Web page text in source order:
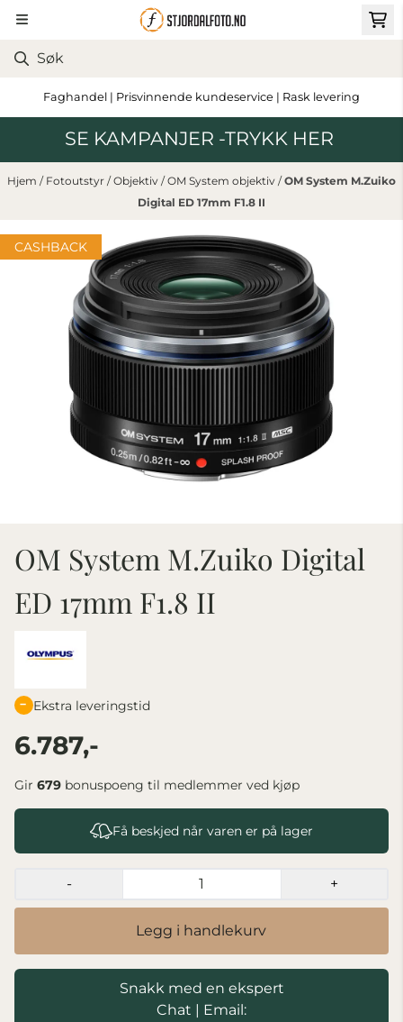
Hopp til innhold
Faghandel | Prisvinnende kundeservice | Rask levering
SE KAMPANJER -TRYKK HER
Hjem / Fotoutstyr /Objektiv /OM System objektiv /OM System M.Zuiko
Digital ED 17mm F1.8 II
CASHBACK
OM System M.Zuiko Digital
ED 17mm F1.8 II
Ekstra leveringstid
6.787,-
Gir 679 bonuspoeng til medlemmer ved kjøp
Få beskjed når varen er på lager
- +
Legg i handlekurv
Snakk med en ekspert
Chat | Email: